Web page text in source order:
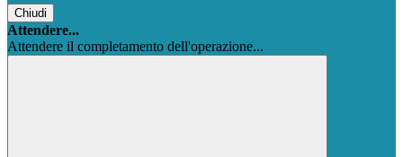
Chiudi
Attendere...
Attendere il completamento dell'operazione...